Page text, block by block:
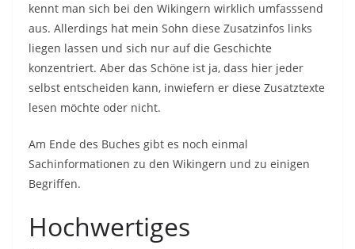
kennt man sich bei den Wikingern wirklich umfasssend
aus. Allerdings hat mein Sohn diese Zusatzinfos links
liegen lassen und sich nur auf die Geschichte
konzentriert. Aber das Schöne ist ja, dass hier jeder
selbst entscheiden kann, inwiefern er diese Zusatztexte
lesen möchte oder nicht.
Am Ende des Buches gibt es noch einmal
Sachinformationen zu den Wikingern und zu einigen
Begriffen.
Hochwertiges